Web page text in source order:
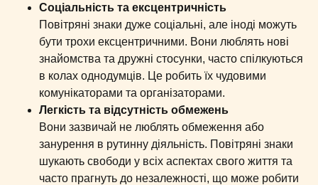
Соціальність та ексцентричність
Повітряні знаки дуже соціальні, але іноді можуть
бути трохи ексцентричними. Вони люблять нові
знайомства та дружні стосунки, часто спілкуються
в колах однодумців. Це робить їх чудовими
комунікаторами та організаторами.
Легкість та відсутність обмежень
Вони зазвичай не люблять обмеження або
занурення в рутинну діяльність. Повітряні знаки
шукають свободи у всіх аспектах свого життя та
часто прагнуть до незалежності, що може робити